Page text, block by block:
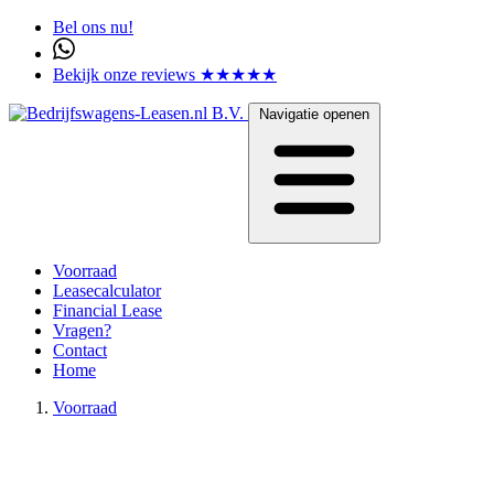
Bel ons nu!
Bekijk onze reviews ★★★★★
Navigatie openen
Voorraad
Leasecalculator
Financial Lease
Vragen?
Contact
Home
Voorraad